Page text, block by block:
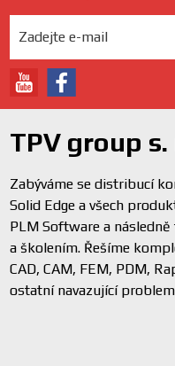
TPV group s.
Zabýváme se distribucí
Solid Edge a všech
PLM Software a
a školením. Řešíme
CAD, CAM, FEM, PDM,
ostatní navazující